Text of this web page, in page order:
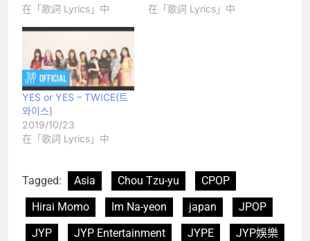
在「歌詞 Lyrics」中
在「歌詞 Lyrics」中
YES or YES – TWICE(트
와이스)
2019/10/23
在「歌詞 Lyrics」中
Tagged: Asia Chou Tzu-yu
CPOP
Hirai Momo
Im Na-yeon japan
JPOP
JYP
JYP Entertainment JYPE
JYP娛樂